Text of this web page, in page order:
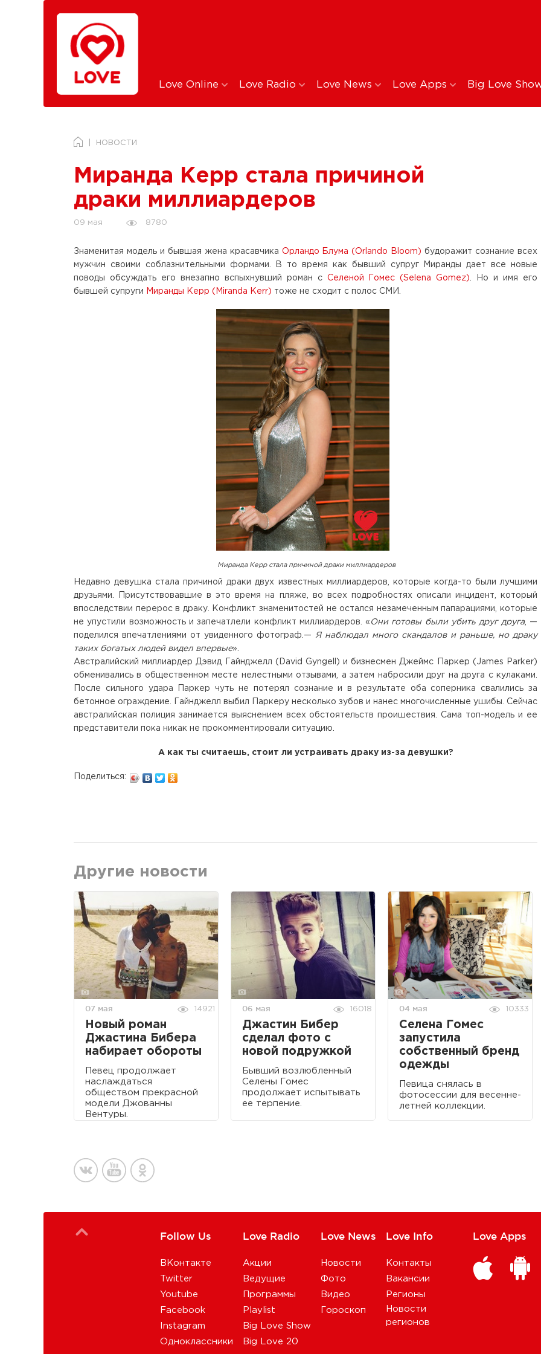
Love Online Love Radio Love News Love Apps Big Love
НОВОСТИ
Миранда Керр стала причиной
драки миллиардеров
09 мая 8780
Знаменитая модель и бывшая жена красавчика Орландо Блума (Orlando Bloom) будоражит сознание всех
мужчин своими соблазнительными формами. В то время как бывший супруг Миранды дает все новые
поводы обсуждать его внезапно вспыхнувший роман с Селеной Гомес (Selena Gomez)
. Но и имя его
бывшей супруги
Миранды Керр (Miranda Kerr) тоже не сходит с полос СМИ.
Миранда Керр стала причиной драки миллиардеров
Недавно девушка стала причиной драки двух известных миллиардеров, которые когда-то были лучшими
друзьями. Присутствовавшие в это время на пляже, во всех подробностях описали инцидент, который
впоследствии перерос в драку. Конфликт знаменитостей не остался незамеченным папарациями, которые
не упустили возможность и запечатлели конфликт миллиардеров. « Они готовы были убить друг друга, —
поделился впечатлениями от увиденного фотограф.— Я наблюдал много скандалов и раньше, но драку
таких богатых людей видел впервые».
Австралийский миллиардер Дэвид Гайнджелл (David Gyngell) и бизнесмен Джеймс Паркер (James Parker)
обменивались в общественном месте нелестными отзывами, а затем набросили друг на друга с кулаками.
После сильного удара Паркер чуть не потерял сознание и в результате оба соперника свалились за
бетонное ограждение. Гайнджелл выбил Паркеру несколько зубов и нанес многочисленные ушибы. Сейчас
австралийская полиция занимается выяснением всех обстоятельств проишествия. Сама топ-модель и ее
представители пока никак не прокомментировали ситуацию.
А как ты считаешь, стоит ли устраивать драку из-за девушки?
Поделиться:
Другие новости
07 мая 14921
Новый роман
Джастина Бибера
набирает обороты
Певец продолжает
наслаждаться
обществом прекрасной
модели Джованны
Вентуры.
06 мая 16018
Джастин Бибер
сделал фото с
новой подружкой
Бывший возлюбленный
Селены Гомес
продолжает испытывать
ее терпение.
04 мая 10333
Селена Гомес
запустила
собственный бренд
одежды
Певица снялась в
фотосессии для весенне-
летней коллекции.
Follow Us
ВКонтакте
Twitter
Youtube
Facebook
Instagram
Одноклассники
Love Radio
Акции
Ведущие
Программы
Playlist
Big Love Show
Big Love 20
Love News
Новости
Фото
Видео
Гороскоп
Love Info
Контакты
Вакансии
Регионы
Новости
регионов
Love Apps